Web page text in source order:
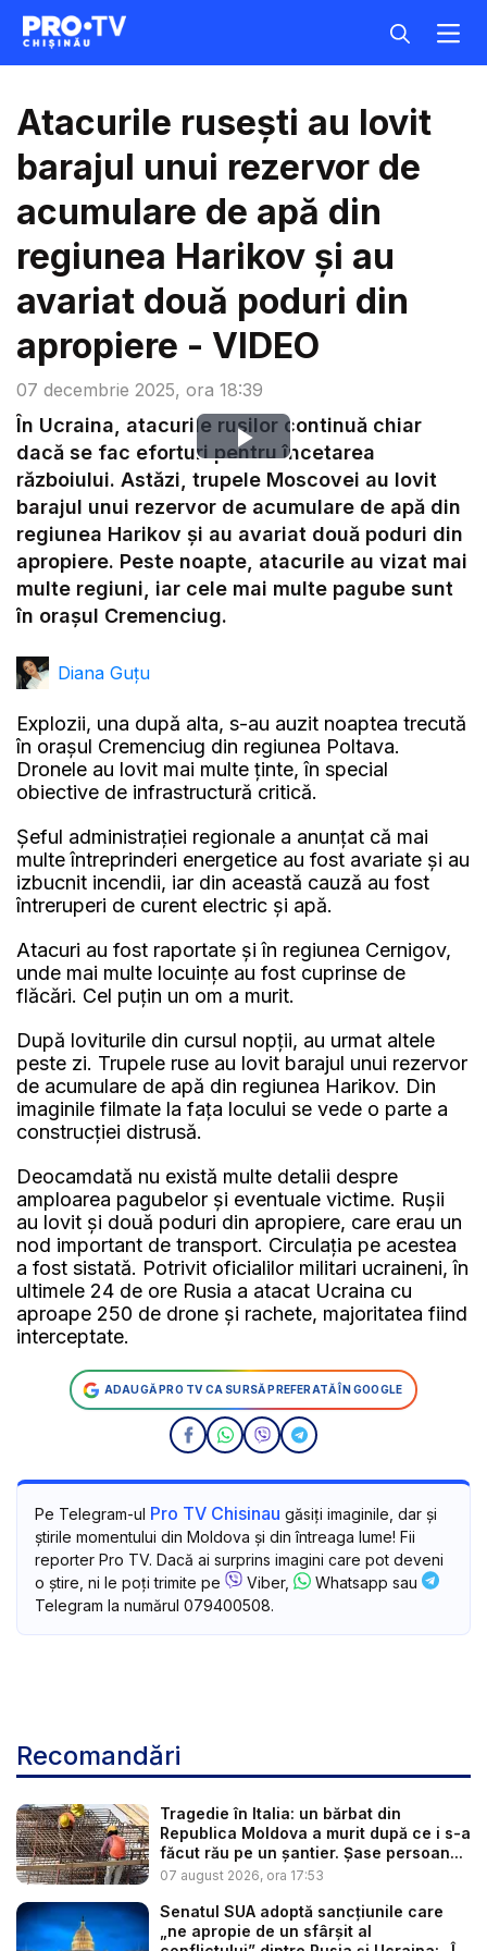
07 decembrie 2025, ora 18:39
Atacurile rusești au lovit
barajul unui rezervor de
acumulare de apă din
regiunea Harikov și au
avariat două poduri din
apropiere - VIDEO
Play
Video
În Ucraina, atacurile rușilor continuă chiar
dacă se fac eforturi pentru încetarea
războiului. Astăzi, trupele Moscovei au lovit
barajul unui rezervor de acumulare de apă din
regiunea Harikov și au avariat două poduri din
apropiere. Peste noapte, atacurile au vizat mai
multe regiuni, iar cele mai multe pagube sunt
în orașul Cremenciug.
Diana Guțu
Explozii, una după alta, s-au auzit noaptea trecută
în orașul Cremenciug din regiunea Poltava.
Dronele au lovit mai multe ținte, în special
obiective de infrastructură critică.
Șeful administrației regionale a anunțat că mai
multe întreprinderi energetice au fost avariate și au
izbucnit incendii, iar din această cauză au fost
întreruperi de curent electric și apă.
Atacuri au fost raportate și în regiunea Cernigov,
unde mai multe locuințe au fost cuprinse de
flăcări. Cel puțin un om a murit.
După loviturile din cursul nopții, au urmat altele
peste zi. Trupele ruse au lovit barajul unui rezervor
de acumulare de apă din regiunea Harikov. Din
imaginile filmate la fața locului se vede o parte a
construcției distrusă.
Deocamdată nu există multe detalii despre
amploarea pagubelor și eventuale victime. Rușii
au lovit și două poduri din apropiere, care erau un
nod important de transport. Circulația pe acestea
a fost sistată. Potrivit oficialilor militari ucraineni, în
ultimele 24 de ore Rusia a atacat Ucraina cu
aproape 250 de drone și rachete, majoritatea fiind
interceptate.
ADAUGĂ PRO TV CA SURSĂ PREFERATĂ ÎN GOOGLE
Pe Telegram-ul Pro TV Chisinau găsiți imaginile, dar și
știrile momentului din Moldova și din întreaga lume! Fii
reporter Pro TV. Dacă ai surprins imagini care pot deveni
o știre, ni le poți trimite pe
Viber,
Whatsapp sau
Telegram la numărul 079400508.
Recomandări
Tragedie în Italia: un bărbat din
Republica Moldova a murit după ce i s-a
făcut rău pe un șantier. Șase persoan...
07 august 2026, ora 17:53
Senatul SUA adoptă sancțiunile care
„ne apropie de un sfârșit al